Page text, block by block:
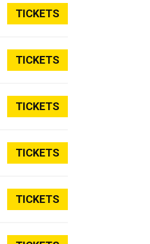
TICKETS
TICKETS
TICKETS
TICKETS
TICKETS